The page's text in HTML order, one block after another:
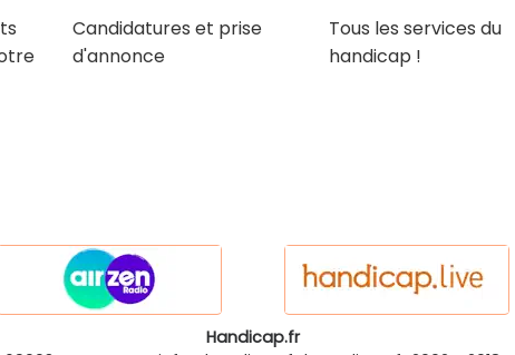
Candidatures et prise
d'annonce
Tous les services du
handicap !
Handicap.fr